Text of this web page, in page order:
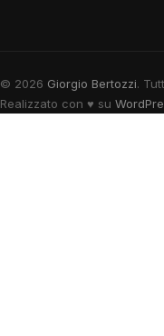
© 2026 Giorgio Bertozzi.
Realizzato con ♥ su